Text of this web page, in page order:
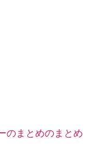
のまとめのまとめ